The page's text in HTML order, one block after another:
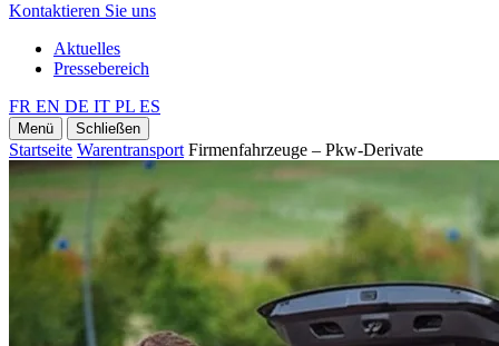
Kontaktieren Sie uns
Aktuelles
Pressebereich
FR EN DE IT PL ES
Menü Schließen
Startseite Warentransport Firmenfahrzeuge – Pkw-Derivate